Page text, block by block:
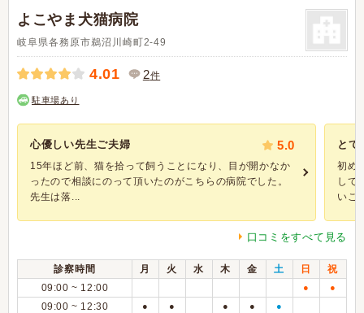
よこやま犬猫病院
岐阜県各務原市鵜沼川崎町2-49
4.01 2件
駐車場あり
心優しい先生ご夫婦 5.0
15年ほど前、猫を拾って飼うことになり、目が開かなか
ったので相談にのって頂いたのがこちらの病院でした。
先生は落...
とて
初め
して
いこ
口コミをすべて見る
診察時間 月 火 水 木 金 土 日
祝
09:00 ~ 12:00
● ●
09:00 ~ 12:30 ● ● ● ● ●